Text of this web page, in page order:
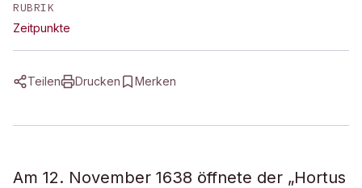
RUBRIK
Zeitpunkte
Teilen Drucken Merken
Am 12. November 1638 öffnete der „Hortus